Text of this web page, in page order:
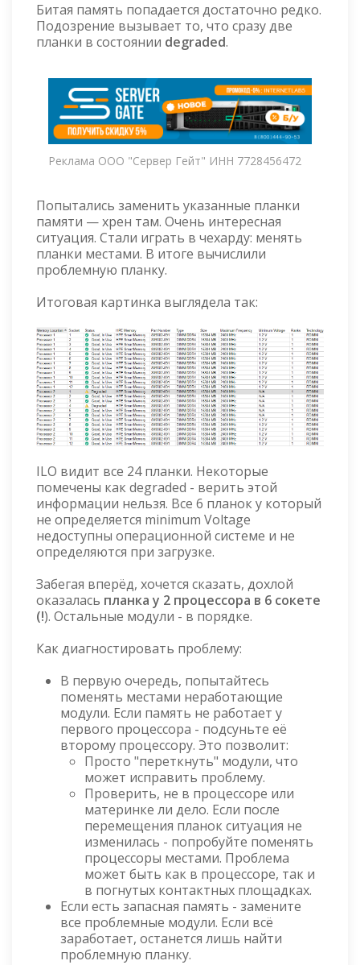
Битая память попадается достаточно редко.
Подозрение вызывает то, что сразу две
планки в состоянии degraded.
Реклама ООО "Сервер Гейт" ИНН 7728456472
Попытались заменить указанные планки
памяти — хрен там. Очень интересная
ситуация. Стали играть в чехарду: менять
планки местами. В итоге вычислили
проблемную планку.
Итоговая картинка выглядела так:
ILO видит все 24 планки. Некоторые
помечены как degraded - верить этой
информации нельзя. Все 6 планок у который
не определяется minimum Voltage
недоступны операционной системе и не
определяются при загрузке.
Забегая вперёд, хочется сказать, дохлой
оказалась планка у 2 процессора в 6 сокете
(!). Остальные модули - в порядке.
Как диагностировать проблему:
В первую очередь, попытайтесь
поменять местами неработающие
модули. Если память не работает у
первого процессора - подсуньте её
второму процессору. Это позволит:
Просто "переткнуть" модули, что
может исправить проблему.
Проверить, не в процессоре или
материнке ли дело. Если после
перемещения планок ситуация не
изменилась - попробуйте поменять
процессоры местами. Проблема
может быть как в процессоре, так и
в погнутых контактных площадках.
Если есть запасная память - замените
все проблемные модули. Если всё
заработает, останется лишь найти
проблемную планку.